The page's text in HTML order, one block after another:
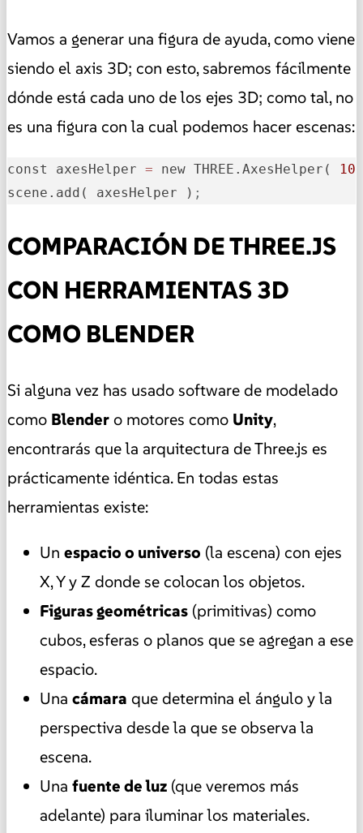
Vamos a generar una figura de ayuda, como viene
siendo el axis 3D; con esto, sabremos fácilmente
dónde está cada uno de los ejes 3D; como tal, no
es una figura con la cual podemos hacer escenas:
const axesHelper = new THREE.AxesHelper( 10
scene.add( axesHelper ) ;
COMPARACIÓN DE THREE.JS
CON HERRAMIENTAS 3D
COMO BLENDER
Si alguna vez has usado software de modelado
como Blendero motores como Unity,
encontrarás que la arquitectura de Three.js es
prácticamente idéntica. En todas estas
herramientas existe:
Un espacio o universo (la escena) con ejes
X, Y y Z donde se colocan los objetos.
Figuras geométricas (primitivas) como
cubos, esferas o planos que se agregan a ese
espacio.
Una cámara que determina el ángulo y la
perspectiva desde la que se observa la
escena.
Una fuente de luz (que veremos más
adelante) para iluminar los materiales.